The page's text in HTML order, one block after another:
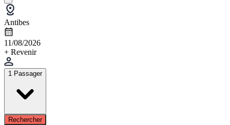
Antibes
11/08/2026
+ Revenir
1 Passager
Rechercher